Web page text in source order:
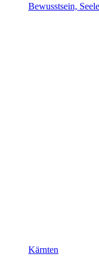
Bewusstsein,
Kärnten